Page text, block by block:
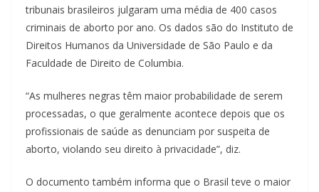
tribunais brasileiros julgaram uma média de 400 casos
criminais de aborto por ano. Os dados são do Instituto de
Direitos Humanos da Universidade de São Paulo e da
Faculdade de Direito de Columbia.
“As mulheres negras têm maior probabilidade de serem
processadas, o que geralmente acontece depois que os
profissionais de saúde as denunciam por suspeita de
aborto, violando seu direito à privacidade”, diz.
O documento também informa que o Brasil teve o maior